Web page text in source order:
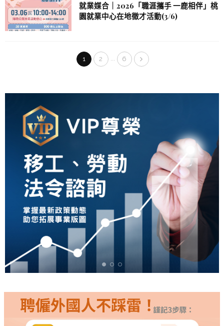
就業媒合｜2026「職涯攜手 一鹿相伴」桃
園就業中心在地徵才活動(3/6)
1 2 ... 6